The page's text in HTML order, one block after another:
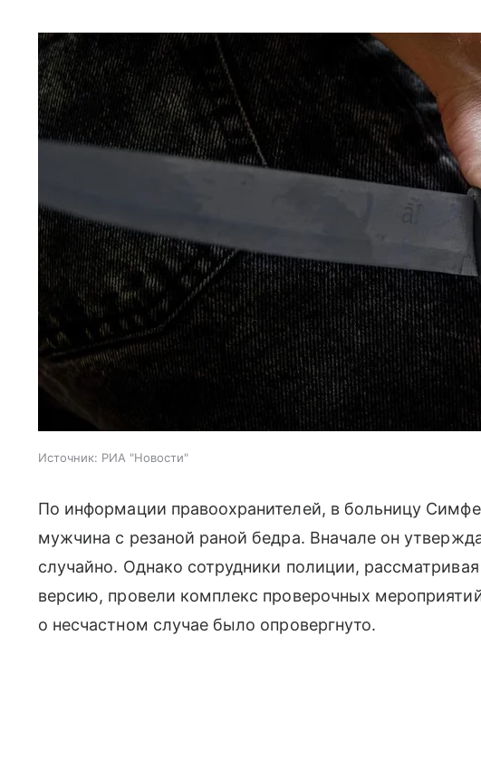
Источник: РИА "Новости"
По информации правоохранителей, в больницу
мужчина с резаной раной бедра. Вначале он
случайно. Однако сотрудники полиции,
версию, провели комплекс проверочных
о несчастном случае было опровергнуто.